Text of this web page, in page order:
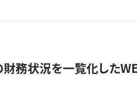
務状況を一覧化した